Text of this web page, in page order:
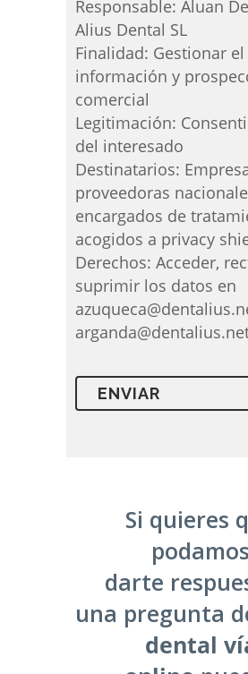
Responsable: Aluan
Alius Dental SL
Finalidad: Gestionar
información y
comercial
Legitimación:
del interesado
Destinatarios:
proveedoras
encargados de
acogidos a privacy
Derechos: Acceder,
suprimir los datos en
Si quieres
podamos
darte
una pregunta
dental